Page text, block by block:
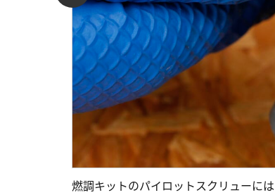
燃調キットのパイロットスクリューに